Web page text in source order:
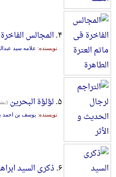
۴. المجالس
نویسنده: علامه سید
۵. لؤلؤة البحرین
نویسنده: یوسف بن احمد
۶. ذکری السید